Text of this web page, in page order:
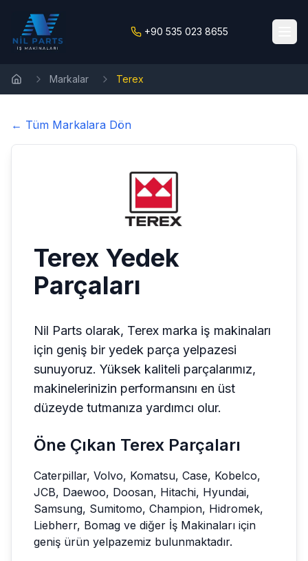
+90 535 023 8655
Markalar Terex
← Tüm Markalara Dön
Terex Yedek
Parçaları
Nil Parts olarak, Terex marka iş makinaları
için geniş bir yedek parça yelpazesi
sunuyoruz. Yüksek kaliteli parçalarımız,
makinelerinizin performansını en üst
düzeyde tutmanıza yardımcı olur.
Öne Çıkan Terex Parçaları
Caterpillar, Volvo, Komatsu, Case, Kobelco,
JCB, Daewoo, Doosan, Hitachi, Hyundai,
Samsung, Sumitomo, Champion, Hidromek,
Liebherr, Bomag ve diğer İş Makinaları için
geniş ürün yelpazemiz bulunmaktadır.